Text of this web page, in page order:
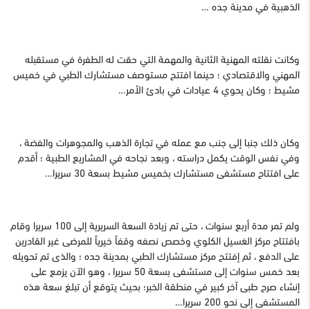
الذهبية في مدينة جده …
وكانت نقلته المهنية الثانية والمهمة التي حقت له الطفرة في مستقبله
المهني والاقتصادي ؛ حينما افتتح مستوصف مستشارك الطبي في خميس
مشيط ؛ وكان يحوي 4 عيادات في بادئ الأمر…
وكان ذلك جنبا إلى جنب مع عمله في تجارة الذهب والمجوهرات والفضة ،
وفي نفس الوقت يكمل دراسته ، وبعد نجاحه في المشاريع الطبية ؛ أقدم
على افتتاح مستشفى مستشارك بخميس مشيط بسعة 30 سريرا…
ولم تمر مدة أربع سنوات ، حتى تم زيادة السعة السريرية إلى 100 سريرا وقام
بافتتاح مركز الغسيل الكلوي وخصص نصفه وقفاً خيرياً للمرضى غير القادرين
على الدفع ، ثم إفتتح مركز مستشارك الطبي بمدينة جده ؛ والذى تم تحويله
بعد خمس سنوات إلى مستشفى بسعة 50 سريرا ، وهو الآن يزمع على
إنشاء صرح طبى آخر كبير في منطقة الخبر؛ بحيث يتوقع أن تبلغ سعة هذه
المستشفى إلى نحو 200 سريرا…